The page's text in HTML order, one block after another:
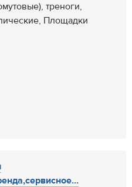
треноги,
Площадки